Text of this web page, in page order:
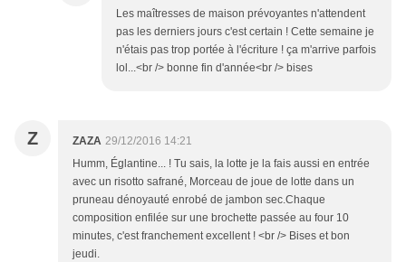
Les maîtresses de maison prévoyantes n'attendent
pas les derniers jours c'est certain ! Cette semaine je
n'étais pas trop portée à l'écriture ! ça m'arrive parfois
lol...<br /> bonne fin d'année<br /> bises
Z ZAZA 29/12/2016 14:21
Humm, Églantine... ! Tu sais, la lotte je la fais aussi en entrée
avec un risotto safrané, Morceau de joue de lotte dans un
pruneau dénoyauté enrobé de jambon sec.Chaque
composition enfilée sur une brochette passée au four 10
minutes, c'est franchement excellent ! <br /> Bises et bon
jeudi.